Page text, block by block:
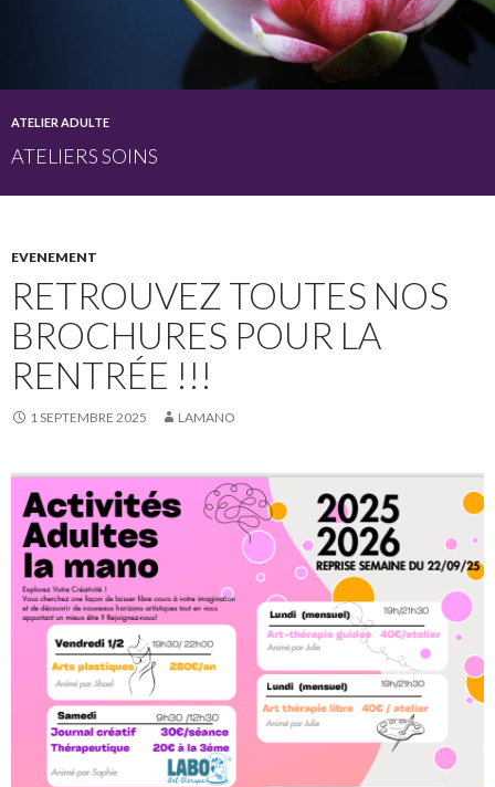
ATELIER ADULTE
ATELIERS SOINS
EVENEMENT
RETROUVEZ TOUTES NOS
BROCHURES POUR LA
RENTRÉE !!!
1 SEPTEMBRE 2025 LAMANO